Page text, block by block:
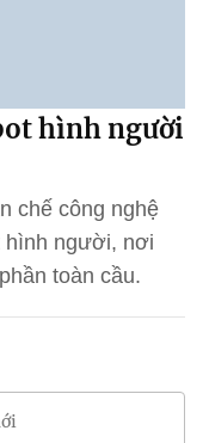
hình người
chế công nghệ
hình người, nơi
toàn cầu.